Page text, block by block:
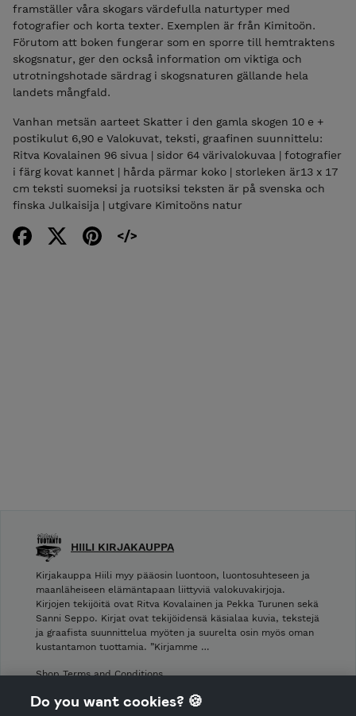
framställer våra skogars värdefulla naturtyper med
fotografier och korta texter. Exemplen är från Kimitoön.
Förutom att boken fungerar som en sporre till hemtraktens
skogsnatur, ger den också information om viktiga och
utrotningshotade särdrag i skogsnaturen gällande hela
landets mångfald.
Vanhan metsän aarteet Skatter i den gamla skogen 10 e +
postikulut 6,90 e Valokuvat, teksti, graafinen suunnittelu:
Ritva Kovalainen 96 sivua | sidor 64 värivalokuvaa | fotografier
i färg kovat kannet | hårda pärmar koko | storleken är13 x 17
cm teksti suomeksi ja ruotsiksi teksten är på svenska och
finska Julkaisija | utgivare Kimitoöns natur
HIILI KIRJAKAUPPA
Kirjakauppa Hiili myy pääosin luontoon, luontosuhteseen ja
maanläheiseen elämäntapaan liittyviä valokuvakirjoja.
Kirjojen tekijöitä ovat Ritva Kovalainen ja Pekka Turunen sekä
Sanni Seppo. Kirjat ovat tekijöidensä käsialaa kuvia, tekstejä
ja graafista suunnittelua myöten ja suurelta osin myös oman
kustantamon tuottamia. ”Kirjamme …
Shop Terms and Conditions
Cancellation policy
Do you want cookies? 🍪